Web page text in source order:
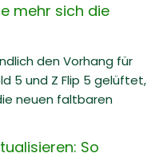
mehr sich die
den Vorhang für
5 und Z Flip 5 gelüftet,
neuen faltbaren
So